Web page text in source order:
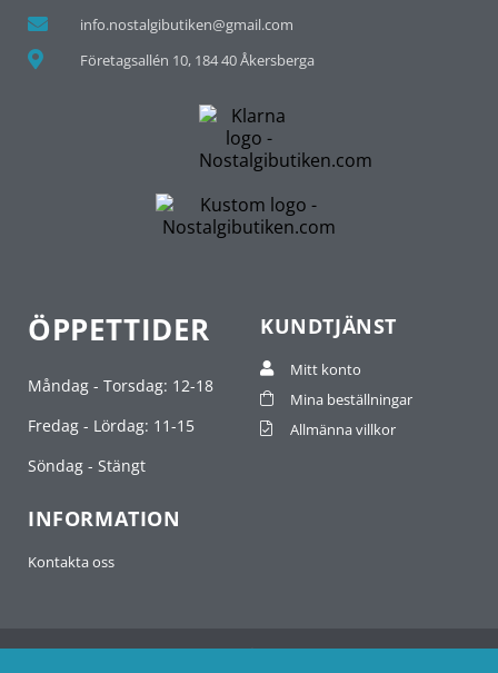
info.nostalgibutiken@gmail.com
Företagsallén 10, 184 40 Åkersberga
ÖPPETTIDER
Måndag - Torsdag: 12-18
Fredag - Lördag: 11-15
Söndag - Stängt
KUNDTJÄNST
Mitt konto
Mina beställningar
Allmänna villkor
INFORMATION
Kontakta oss